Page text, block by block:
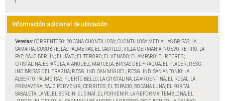
Información adicional de ubicación
Veredas:CORRENTOSO; BOCANA CHONTILLOSA; CHONTILLOSA MEDIA; LAS BRISAS; LA
SAMARIA; CUSUBRE; LAS PALMERAS; EL CASTILLO; VILLA GERMANIA; NUEVO RETIRO; LA
PAZ; BAJO BERLÍN; EL JAVO; EL TERORO; EL VENADO; EL AMPARO; EL RECREO;
CRISTALINA; ESPAÑOLA; ATANQUEZ; MARCELA; BRISAS DEL FRAGUA; EL PLACER; RESG.
IND.BRISAS DEL FRAGUA; RESG. IND. SAN MIGUEL; RESG. IND. SAN ANTONIO; LA
ALBERTO; PALMEIRAS; PUERTO BELLO; LA CRISTALINA; LA ARGENTINA; EL ROSAL; LA
PRIMAVERA; BAJO PORVENIR; CERRITOS; EL TOPACIO; BOCANA LUNA; EL PORTAL
SABALETA; LA YE; EL BERLIN; EL SINAÍ; EL PORVENIR; LA REFORMA; TEMBLONA; EL